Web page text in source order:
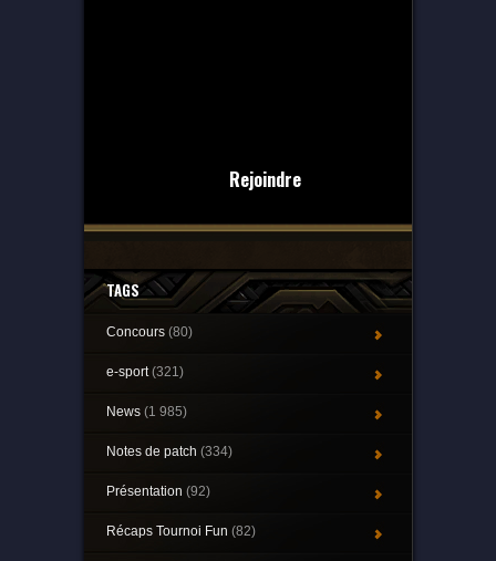
Rejoindre
TAGS
Concours (80)
e-sport(321)
News (1 985)
Notes de patch (334)
Présentation (92)
Récaps Tournoi Fun (82)